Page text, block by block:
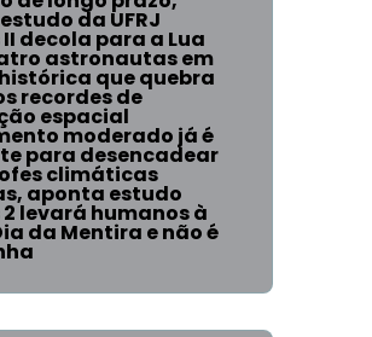
da UFRJ
decola para a Lua
astronautas em
que quebra
recordes de
espacial
moderado já é
para desencadear
climáticas
aponta estudo
levará humanos à
da Mentira e não é